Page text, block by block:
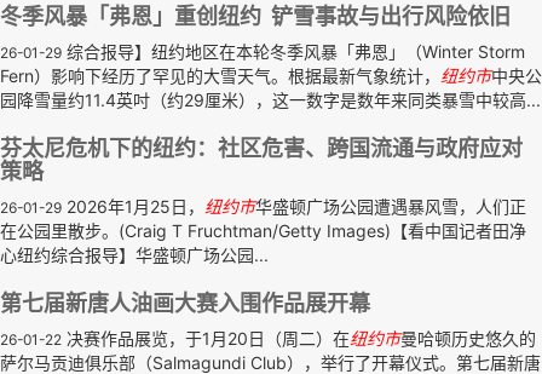
冬季风暴「弗恩」重创纽约 铲雪事故与出行风险依旧
26-01-29 综合报导】纽约地区在本轮冬季风暴「弗恩」（Winter Storm
Fern）影响下经历了罕见的大雪天气。根据最新气象统计， 纽约市中央公
园降雪量约11.4英吋（约29厘米），这一数字是数年来同类暴雪中较高...
芬太尼危机下的纽约：社区危害、跨国流通与政府应对
策略
26-01-29 2026年1月25日， 纽约市华盛顿广场公园遭遇暴风雪，人们正
在公园里散步。(Craig T Fruchtman/Getty Images)【看中国记者田净
心纽约综合报导】华盛顿广场公园...
第七届新唐人油画大赛入围作品展开幕
26-01-22 决赛作品展览，于1月20日（周二）在纽约市曼哈顿历史悠久的
萨尔马贡迪俱乐部（Salmagundi Club），举行了开幕仪式。第七届新唐